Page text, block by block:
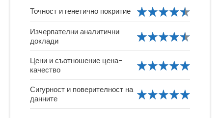
Точност и генетично покритие
Изчерпателни аналитични
доклади
Цени и съотношение цена-
качество
Сигурност и поверителност на
данните